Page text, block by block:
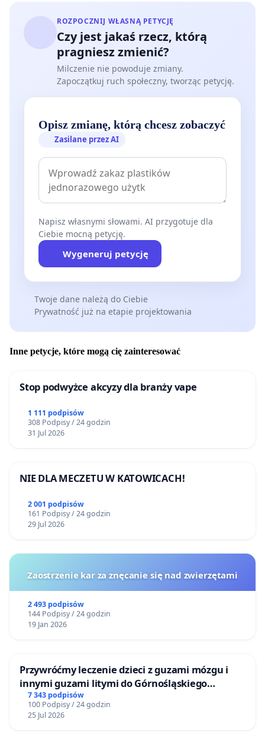
ROZPOCZNIJ WŁASNĄ PETYCJĘ
Czy jest jakaś rzecz, którą
pragniesz zmienić?
Milczenie nie powoduje zmiany.
Zapoczątkuj ruch społeczny, tworząc petycję.
Opisz zmianę, którą chcesz zobaczyć
Zasilane przez AI
Napisz własnymi słowami. AI przygotuje dla
Ciebie mocną petycję.
Wygeneruj petycję
Twoje dane należą do Ciebie
Prywatność już na etapie projektowania
Inne petycje, które mogą cię zainteresować
Stop podwyżce akcyzy dla branży vape
1 111 podpisów
308 Podpisy / 24 godzin
31 Jul 2026
NIE DLA MECZETU W KATOWICACH!
2 001 podpisów
161 Podpisy / 24 godzin
29 Jul 2026
Zaostrzenie kar za znęcanie się nad zwierzętami
2 493 podpisów
144 Podpisy / 24 godzin
19 Jan 2026
Przywróćmy leczenie dzieci z guzami mózgu i
innymi guzami litymi do Górnośląskiego
Centrum Zdrowia Dziecka w Katowicach
7 343 podpisów
100 Podpisy / 24 godzin
25 Jul 2026